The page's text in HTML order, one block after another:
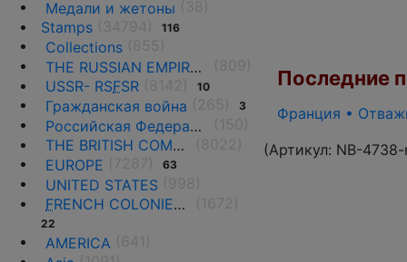
Медали и жетоны
Stamps
116
Collections
THE RUSSIAN EMPIRE UNTIL 1917.
USSR- RSFSR 10
Гражданская война 3
Российская Федерация(1992 г.-н.д.)
THE BRITISH COMMONWEALTH
EUROPE
63
UNITED STATES
FRENCH COLONIES AND THE TERRITORIES
22
AMERICA
Последние
Франция •
(Артикул: NB-4738-